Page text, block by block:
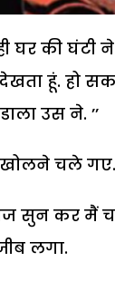
घर की
हूं. हो
उस ने. ’’
चले
सुन
लगा.